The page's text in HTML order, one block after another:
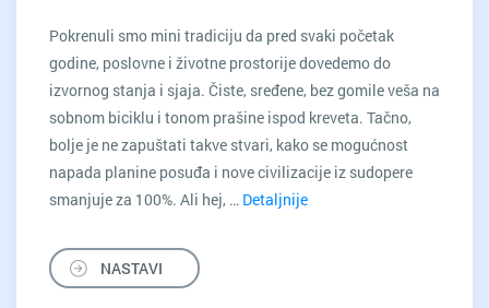
Pokrenuli smo mini tradiciju da pred svaki početak
godine, poslovne i životne prostorije dovedemo do
izvornog stanja i sjaja. Čiste, sređene, bez gomile veša na
sobnom biciklu i tonom prašine ispod kreveta. Tačno,
bolje je ne zapuštati takve stvari, kako se mogućnost
napada planine posuđa i nove civilizacije iz sudopere
smanjuje za 100%. Ali hej, … Detaljnije
NASTAVI